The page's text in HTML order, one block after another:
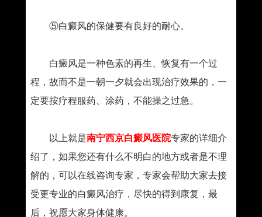
⑤白癜风的保健要有良好的耐心。
白癜风是一种色素的再生、恢复有一个过
程，故而不是一朝一夕就会出现治疗效果的，一
定要按疗程服药、涂药，不能操之过急。
以上就是南宁西京白癜风医院专家的详细介
绍了，如果您还有什么不明白的地方或者是不理
解的，可以在线咨询专家，专家会帮助大家去接
受更专业的白癜风治疗，尽快的得到康复，最
后，祝愿大家身体健康。